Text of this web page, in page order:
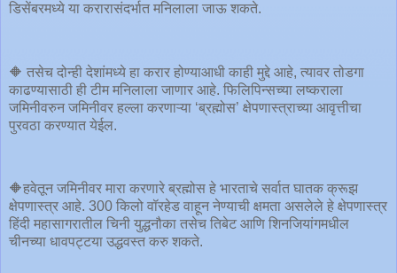
डिसेंबरमध्ये या करारासंदर्भात मनिलाला जाऊ शकते.
🔶 तसेच दोन्ही देशांमध्ये हा करार होण्याआधी काही मुद्दे आहे, त्यावर तोडगा
काढण्यासाठी ही टीम मनिलाला जाणार आहे. फिलिपिन्सच्या लष्कराला
जमिनीवरुन जमिनीवर हल्ला करणाऱ्या ‘ब्रह्मोस’ क्षेपणास्त्राच्या आवृत्तीचा
पुरवठा करण्यात येईल.
🔶हवेतून जमिनीवर मारा करणारे ब्रह्मोस हे भारताचे सर्वात घातक क्रूझ
क्षेपणास्त्र आहे. 300 किलो वॉरहेड वाहून नेण्याची क्षमता असलेले हे क्षेपणास्त्र
हिंदी महासागरातील चिनी युद्धनौका तसेच तिबेट आणि शिनजियांगमधील
चीनच्या धावपट्टया उद्धवस्त करु शकते.